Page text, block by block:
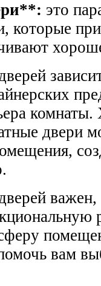
это
которые
двери
важен,
вам